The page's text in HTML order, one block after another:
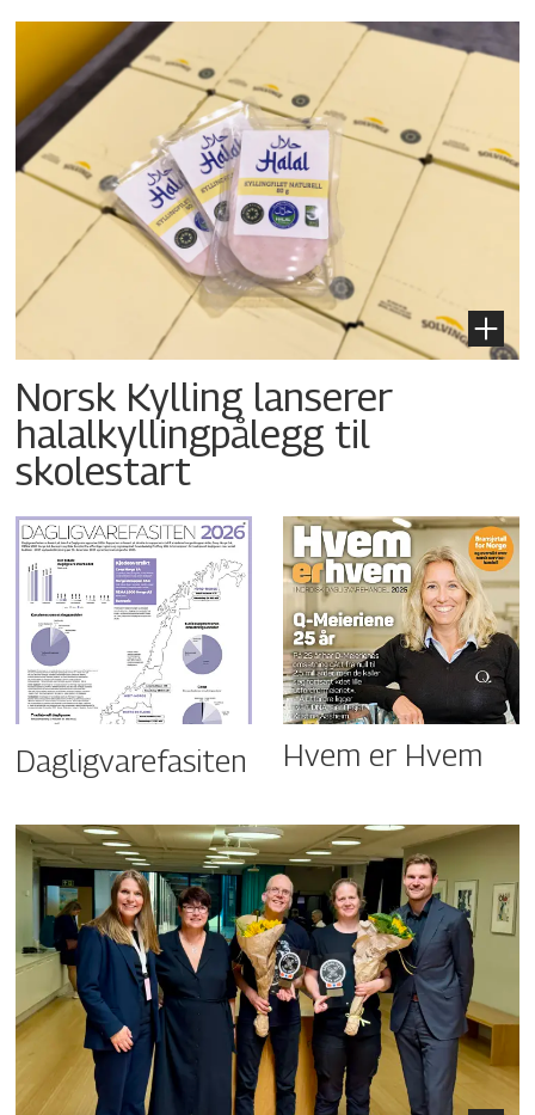
Norsk Kylling lanserer
halalkyllingpålegg til
skolestart
Dagligvarefasiten Hvem er Hvem